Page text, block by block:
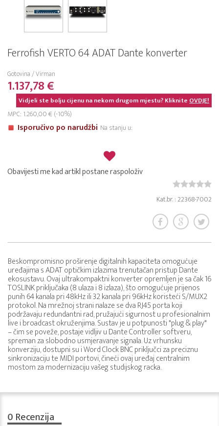
Ferrofish VERTO 64 ADAT Dante konverter
Gotovina / Virman
1.137,78 €
Vidjeli ste bolju cijenu na nekom drugom mjestu? KlikniteOVDJE!
MPC: 1.260,00 € (-10%)
Isporučivo po narudžbi Na stanju u:
Obavijesti me kad artikl postane raspoloživ
Kat.br. : 22368-7002
Beskompromisno proširenje digitalnih kapaciteta omogućuje
uređajima s ADAT optičkim izlazima trenutačan pristup Dante
ekosustavu. Ovaj ultrakompaktni konverter opremljen je sa čak 16
TOSLINK priključaka (8 ulaza i 8 izlaza), što omogućuje prijenos
punih 64 kanala pri 48kHz ili 32 kanala pri 96kHz koristeći S/MUX2
protokol. Na mrežnoj strani nalaze se dva RJ45 porta koji
podržavaju redundantni rad, pružajući sigurnost u profesionalnim
live i broadcast okruženjima. Sustav je u potpunosti "plug & play"
– čim se poveže, postaje vidljiv u Dante Controller softveru,
spreman za slobodno usmjeravanje signala. Uz vrhunsku
konverziju, dostupni su i Word Clock BNC priključci za preciznu
sinkronizaciju te MIDI portovi, čineći ovaj uređaj centralnim
mostom za modernizaciju vašeg studijskog racka.
0 Recenzija